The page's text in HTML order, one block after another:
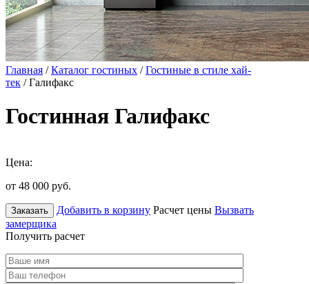
Главная /Каталог гостиных /Гостиные в стиле хай-
тек / Галифакс
Гостинная Галифакс
Цена:
от 48 000 руб.
Заказать Добавить в корзину Расчет цены Вызвать
замерщика
Получить расчет